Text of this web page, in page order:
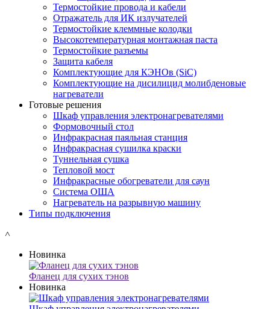
Термостойкие провода и кабели
Отражатель для ИК излучателей
Термостойкие клеммные колодки
Высокотемпературная монтажная паста
Термостойкие разъемы
Защита кабеля
Комплектующие для КЭНОв (SiC)
Комплектующие на дисилицид молибденовые
нагреватели
Готовые решения
Шкаф управления электронагревателями
Формовочный стол
Инфракрасная паяльная станция
Инфракрасная сушилка краски
Туннельная сушка
Тепловой мост
Инфракрасные обогреватели для саун
Система ОША
Нагреватель на разрывную машину
Типы подключения
˄
Новинка
Фланец для сухих тэнов
Новинка